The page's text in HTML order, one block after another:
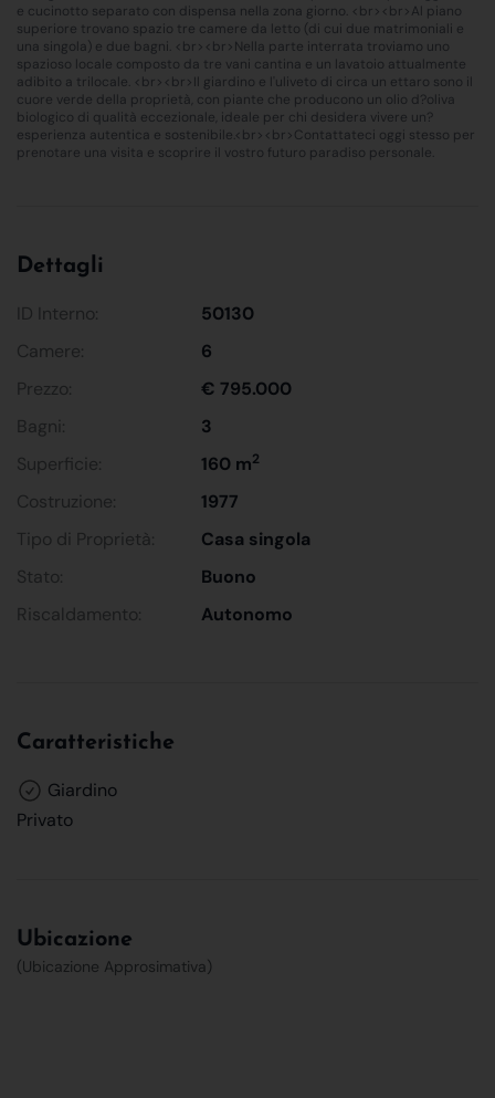
e cucinotto separato con dispensa nella zona giorno. <br><br>Al piano
superiore trovano spazio tre camere da letto (di cui due matrimoniali e
una singola) e due bagni. <br><br>Nella parte interrata troviamo uno
spazioso locale composto da tre vani cantina e un lavatoio attualmente
adibito a trilocale. <br><br>Il giardino e l'uliveto di circa un ettaro sono il
cuore verde della proprietà, con piante che producono un olio d?oliva
biologico di qualità eccezionale, ideale per chi desidera vivere un?
esperienza autentica e sostenibile.<br><br>Contattateci oggi stesso per
prenotare una visita e scoprire il vostro futuro paradiso personale.
Dettagli
ID Interno:
50130
Camere:
6
Prezzo:
€ 795.000
Bagni:
3
Superficie:
160 m2
Costruzione:
1977
Tipo di Proprietà:
Casa singola
Stato:
Buono
Riscaldamento:
Autonomo
Caratteristiche
Giardino
Privato
Ubicazione
(Ubicazione Approsimativa)